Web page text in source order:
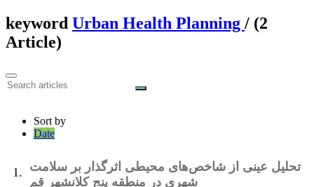
keyword Urban Health Planning ‎/ (2
Article)
Sort by
Date
1. تحلیل عینی از شاخص‌های محیطی اثرگذار بر سلامت